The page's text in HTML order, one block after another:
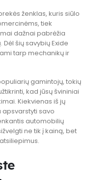
ženklas, kuris siūlo
tiek
dažnai pabrėžia
šių savybių Exide
tarp mechanikų ir
gamintojų, tokių
kad jūsų švininiai
Kiekvienas iš jų
apsvarstyti savo
automobilių
ne tik į kainą, bet